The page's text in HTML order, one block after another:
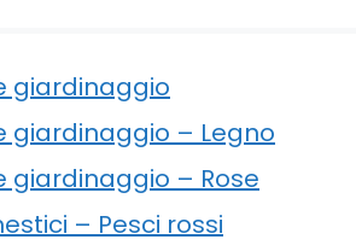
giardinaggio
giardinaggio – Legno
giardinaggio – Rose
– Pesci rossi